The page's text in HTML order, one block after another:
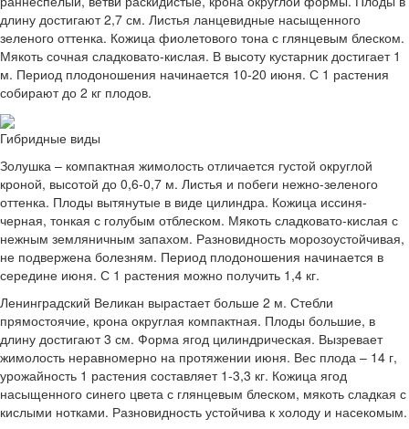
длину достигают 2,7 см. Листья ланцевидные насыщенного
зеленого оттенка. Кожица фиолетового тона с глянцевым блеском.
Мякоть сочная сладковато-кислая. В высоту кустарник достигает 1
м. Период плодоношения начинается 10-20 июня. С 1 растения
собирают до 2 кг плодов.
Гибридные виды
Золушка – компактная жимолость отличается густой округлой
кроной, высотой до 0,6-0,7 м. Листья и побеги нежно-зеленого
оттенка. Плоды вытянутые в виде цилиндра. Кожица иссиня-
черная, тонкая с голубым отблеском. Мякоть сладковато-кислая с
нежным земляничным запахом. Разновидность морозоустойчивая,
не подвержена болезням. Период плодоношения начинается в
середине июня. С 1 растения можно получить 1,4 кг.
Ленинградский Великан вырастает больше 2 м. Стебли
прямостоячие, крона округлая компактная. Плоды большие, в
длину достигают 3 см. Форма ягод цилиндрическая. Вызревает
жимолость неравномерно на протяжении июня. Вес плода – 14 г,
урожайность 1 растения составляет 1-3,3 кг. Кожица ягод
насыщенного синего цвета с глянцевым блеском, мякоть сладкая с
кислыми нотками. Разновидность устойчива к холоду и насекомым.